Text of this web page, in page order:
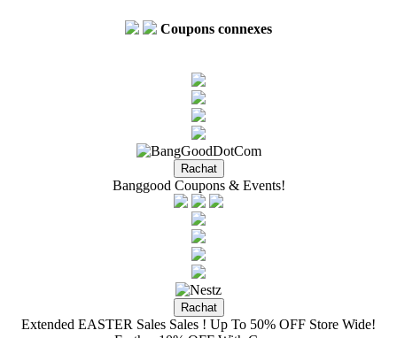
Coupons connexes
Banggood Coupons & Events!
Extended EASTER Sales Sales ! Up To 50% OFF Store Wide!